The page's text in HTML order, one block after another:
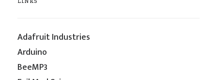
Adafruit Industries
Arduino
BeeMP3